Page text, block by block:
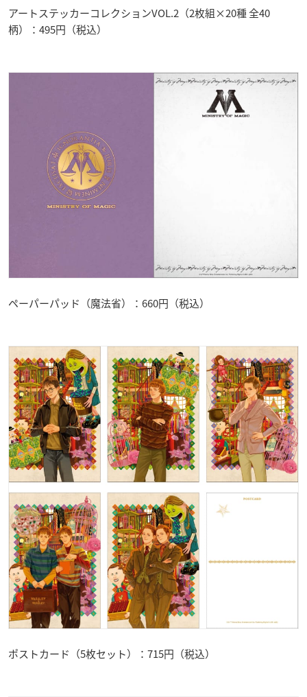
アートステッカーコレクションVOL.2（2枚組×20種 全40
柄）：495円（税込）
ペーパーパッド（魔法省）：660円（税込）
ポストカード（5枚セット）：715円（税込）